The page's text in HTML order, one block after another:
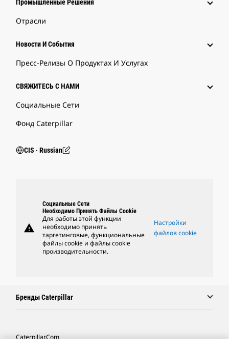
Промышленные Решения
Отрасли
Новости И События
Пресс-Релизы О Продуктах И Услугах
СВЯЖИТЕСЬ С НАМИ
Социальные Сети
Фонд Caterpillar
CIS ‧ Russian
warning
Социальные Сети
Необходимо Принять Файлы Cookie
Для работы этой функции
необходимо принять
таргетинговые, функциональные
файлы cookie и файлы cookie
производительности.
Настройки
файлов cookie
Бренды Caterpillar
Caterpillar.com